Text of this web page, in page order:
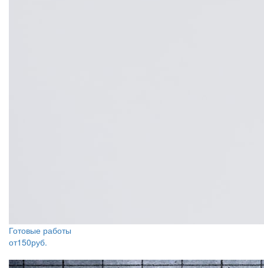
Готовые работы
от150руб.